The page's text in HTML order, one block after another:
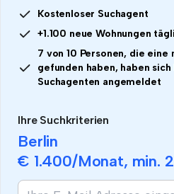
Kostenloser Suchagent
+1.100 neue Wohnungen
7 von 10 Personen, die eine
gefunden haben, haben
Suchagenten angemeldet
Ihre Suchkriterien
Berlin
€ 1.400/Monat, min.